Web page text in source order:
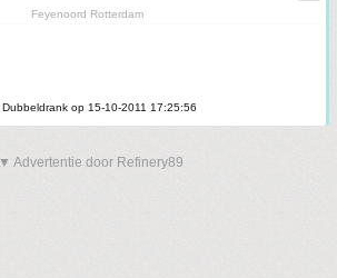
Feyenoord Rotterdam
op 15-10-2011 17:25:56
▼ Advertentie door Refinery89